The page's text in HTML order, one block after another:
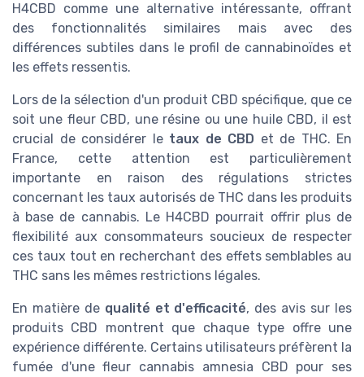
H4CBD comme une alternative intéressante, offrant
des fonctionnalités similaires mais avec des
différences subtiles dans le profil de cannabinoïdes et
les effets ressentis.
Lors de la sélection d'un produit CBD spécifique, que ce
soit une fleur CBD, une résine ou une huile CBD, il est
crucial de considérer le taux de CBD et de THC. En
France, cette attention est particulièrement
importante en raison des régulations strictes
concernant les taux autorisés de THC dans les produits
à base de cannabis. Le H4CBD pourrait offrir plus de
flexibilité aux consommateurs soucieux de respecter
ces taux tout en recherchant des effets semblables au
THC sans les mêmes restrictions légales.
En matière de qualité et d'efficacité, des avis sur les
produits CBD montrent que chaque type offre une
expérience différente. Certains utilisateurs préfèrent la
fumée d'une fleur cannabis amnesia CBD pour ses